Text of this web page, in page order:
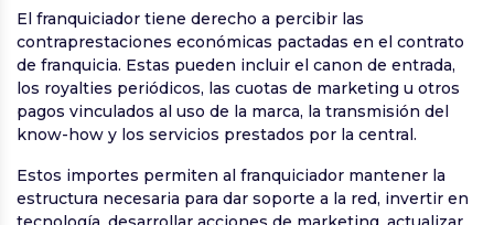
El franquiciador tiene derecho a percibir las
contraprestaciones económicas pactadas en el contrato
de franquicia. Estas pueden incluir el canon de entrada,
los royalties periódicos, las cuotas de marketing u otros
pagos vinculados al uso de la marca, la transmisión del
know-how y los servicios prestados por la central.
Estos importes permiten al franquiciador mantener la
estructura necesaria para dar soporte a la red, invertir en